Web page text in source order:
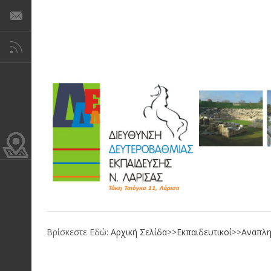
Βρίσκεστε Εδώ: Αρχική Σελίδα>>Εκπαιδευτικοί>>